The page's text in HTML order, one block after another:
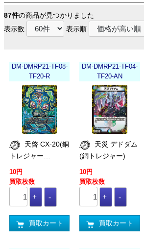
87件の商品が見つかりました
表示数
表示順
DM-DMRP21-TF08-
TF20-R
トレジャー…
10円
買取枚数
買取カート
DM-DMRP21-TF04-
TF20-AN
(銅トレジャー)
10円
買取枚数
買取カート